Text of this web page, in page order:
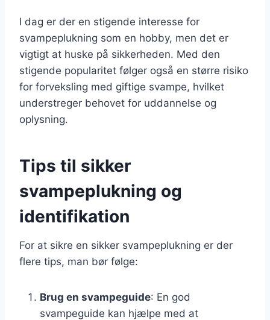
I dag er der en stigende interesse for
svampeplukning som en hobby, men det er
vigtigt at huske på sikkerheden. Med den
stigende popularitet følger også en større risiko
for forveksling med giftige svampe, hvilket
understreger behovet for uddannelse og
oplysning.
Tips til sikker
svampeplukning og
identifikation
For at sikre en sikker svampeplukning er der
flere tips, man bør følge:
Brug en svampeguide: En god
svampeguide kan hjælpe med at